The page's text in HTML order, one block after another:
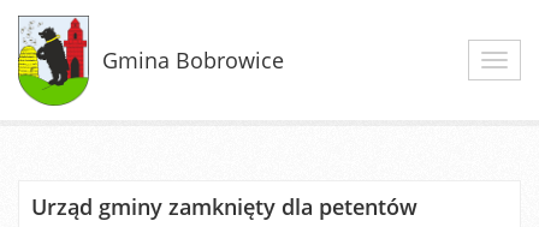
Gmina Bobrowice
Urząd gminy zamknięty dla petentów